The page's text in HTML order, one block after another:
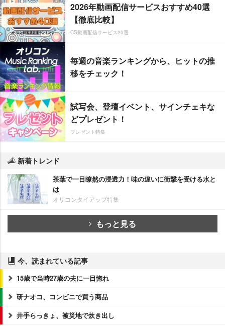
2026年動画配信サービスおすすめ40選
【徹底比較】
CS動画配信サービス20選
毎週の音楽ランキングから、ヒットの推
移をチェック！
試写会、登壇イベント、サインチェキな
どプレゼント！
プレゼント特集
新着トレンド
茶葉で一目瞭然の浸透力！味の違いに衝撃を受ける水と
は
オリコンタイアップ特集
もっと見る
今、読まれている記事
15歳で当時27歳の夫に一目惚れ
研ナオコ、コンビニで買う商品
井手らっきょ、被災地で炊き出し